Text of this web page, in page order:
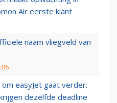
Air eerste klant
naam vliegveld van
easyJet gaat verder:
dezelfde deadline